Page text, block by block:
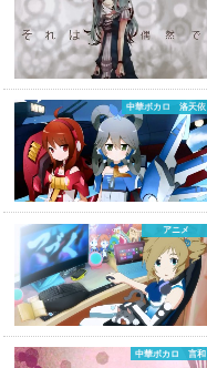
中華ボカロ 洛天依
アニメ
中華ボカロ 言和